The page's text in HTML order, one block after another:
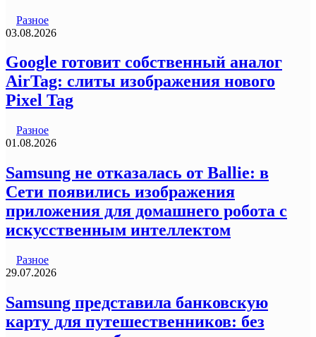
Разное
03.08.2026
Google готовит собственный аналог
AirTag: слиты изображения нового
Pixel Tag
Разное
01.08.2026
Samsung не отказалась от Ballie: в
Сети появились изображения
приложения для домашнего робота с
искусственным интеллектом
Разное
29.07.2026
Samsung представила банковскую
карту для путешественников: без